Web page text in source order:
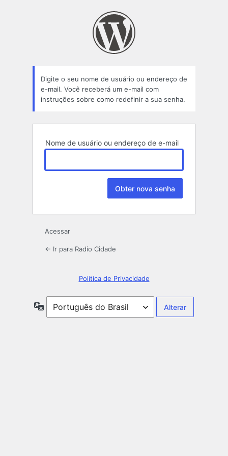
Digite o seu nome de usuário ou endereço de
e-mail. Você receberá um e-mail com
instruções sobre como redefinir a sua senha.
Nome de usuário ou endereço de e-mail
Acessar
← Ir para Radio Cidade
Politica de Privacidade
Idioma